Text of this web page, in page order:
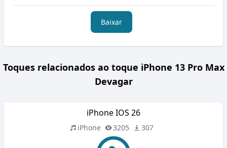
Baixar
Toques relacionados ao toque iPhone 13 Pro Max
Devagar
iPhone IOS 26
iPhone 3205 307